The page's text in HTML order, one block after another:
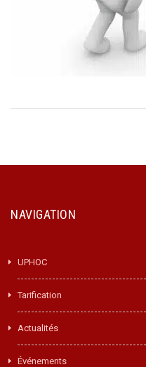
NAVIGATION
UPHOC
Tarification
Actualités
Événements